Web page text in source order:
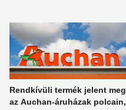
Rendkívüli termék jelent meg
az Auchan-áruházak polcain,